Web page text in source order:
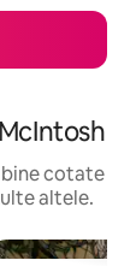
bine cotate
altele.